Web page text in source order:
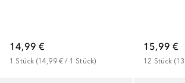
14,99 €
1 Stück (14,99 € / 1 Stück)
15,99 €
12 Stück (